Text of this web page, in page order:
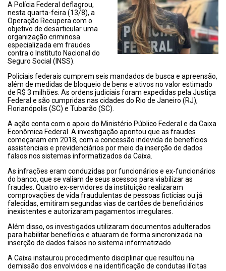
A Polícia Federal deflagrou,
nesta quarta-feira (13/8), a
Operação Recupera com o
objetivo de desarticular uma
organização criminosa
especializada em fraudes
contra o Instituto Nacional do
Seguro Social (INSS).
Policiais federais cumprem seis mandados de busca e apreensão,
além de medidas de bloqueio de bens e ativos no valor estimado
de R$ 3 milhões. As ordens judiciais foram expedidas pela Justiça
Federal e são cumpridas nas cidades do Rio de Janeiro (RJ),
Florianópolis (SC) e Tubarão (SC).
A ação conta com o apoio do Ministério Público Federal e da Caixa
Econômica Federal. A investigação apontou que as fraudes
começaram em 2018, com a concessão indevida de benefícios
assistenciais e previdenciários por meio da inserção de dados
falsos nos sistemas informatizados da Caixa.
As infrações eram conduzidas por funcionários e ex-funcionários
do banco, que se valiam de seus acessos para viabilizar as
fraudes. Quatro ex-servidores da instituição realizaram
comprovações de vida fraudulentas de pessoas fictícias ou já
falecidas, emitiram segundas vias de cartões de beneficiários
inexistentes e autorizaram pagamentos irregulares.
Além disso, os investigados utilizaram documentos adulterados
para habilitar benefícios e atuaram de forma sincronizada na
inserção de dados falsos no sistema informatizado.
A Caixa instaurou procedimento disciplinar que resultou na
demissão dos envolvidos e na identificação de condutas ilícitas